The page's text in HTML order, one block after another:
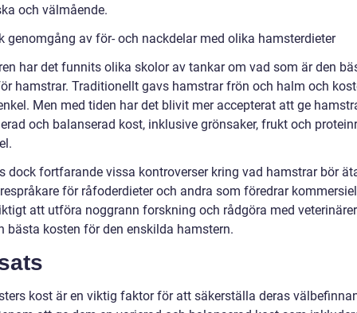
och välmående.
genomgång av för- och nackdelar med olika hamsterdieter
har det funnits olika skolor av tankar om vad som är den
hamstrar. Traditionellt gavs hamstrar frön och halm och
Men med tiden har det blivit mer accepterat att ge
och balanserad kost, inklusive grönsaker, frukt och
dock fortfarande vissa kontroverser kring vad hamstrar bör
för råfoderdieter och andra som föredrar
att utföra noggrann forskning och rådgöra med
bästa kosten för den enskilda hamstern.
kost är en viktig faktor för att säkerställa deras